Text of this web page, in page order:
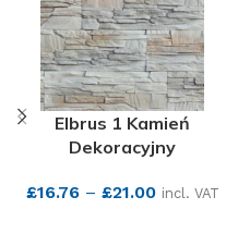
Elbrus 1 Kamień
Dekoracyjny
£16.76– £21.00 incl. VAT